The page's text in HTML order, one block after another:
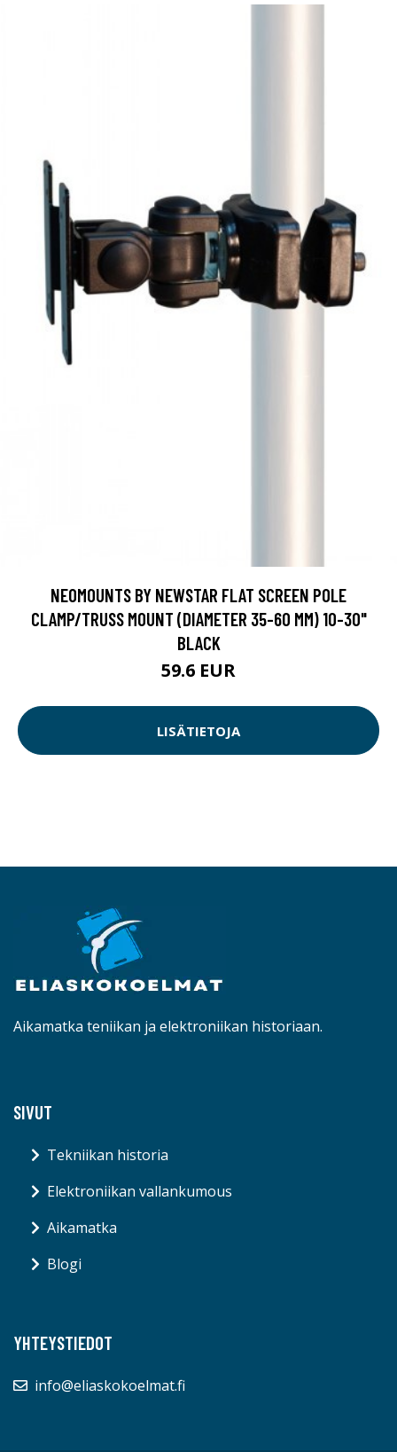
NEOMOUNTS BY NEWSTAR FLAT SCREEN POLE
CLAMP/TRUSS MOUNT (DIAMETER 35-60 MM) 10-30"
BLACK
59.6 EUR
LISÄTIETOJA
Aikamatka teniikan ja elektroniikan historiaan.
SIVUT
Tekniikan historia
Elektroniikan vallankumous
Aikamatka
Blogi
YHTEYSTIEDOT
info@eliaskokoelmat.fi